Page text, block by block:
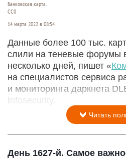
Банковская карта.
СС0
14 марта 2022 в 08:54
Данные более 100 тыс.
слили на теневые форумы
несколько дней, пишет «
на специалистов сервиса
и мониторинга даркнета
Infosecurity.
Читать
День 1627-й. Самое